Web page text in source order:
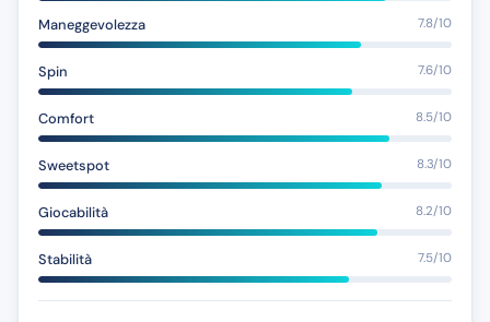
Maneggevolezza 7.8/10
Spin 7.6/10
Comfort 8.5/10
Sweetspot 8.3/10
Giocabilità 8.2/10
Stabilità 7.5/10